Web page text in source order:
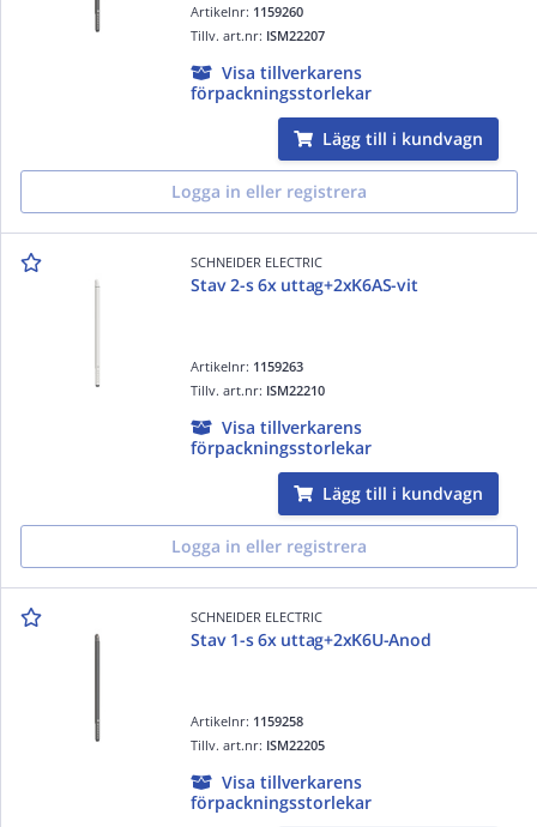
Artikelnr: 1159260
Tillv. art.nr: ISM22207
Visa tillverkarens
förpackningsstorlekar
Lägg till i kundvagn
Logga in eller registrera
SCHNEIDER ELECTRIC
Stav 2-s 6x uttag+2xK6AS-vit
Artikelnr: 1159263
Tillv. art.nr: ISM22210
Visa tillverkarens
förpackningsstorlekar
Lägg till i kundvagn
Logga in eller registrera
SCHNEIDER ELECTRIC
Stav 1-s 6x uttag+2xK6U-Anod
Artikelnr: 1159258
Tillv. art.nr: ISM22205
Visa tillverkarens
förpackningsstorlekar